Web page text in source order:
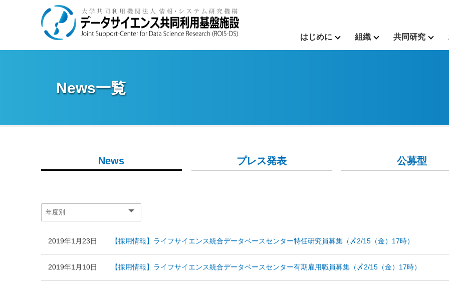
はじめに 組織 共同研究
News一覧
News プレス発表 公募型
2019年1月23日 【採用情報】ライフサイエンス統合データベースセンター特任研究員募集（〆2/15（金）17時）
2019年1月10日 【採用情報】ライフサイエンス統合データベースセンター有期雇用職員募集（〆2/15（金）17時）